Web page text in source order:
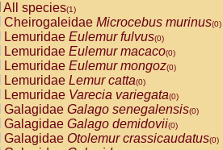
All species(1)
Cheirogaleidae Microcebus murinus(0)
Lemuridae Eulemur fulvus(0)
Lemuridae Eulemur macaco(0)
Lemuridae Eulemur mongoz(0)
Lemuridae Lemur catta(0)
Lemuridae Varecia variegata(0)
Galagidae Galago senegalensis(0)
Galagidae Galago demidovii(0)
Galagidae Otolemur crassicaudatus(0)